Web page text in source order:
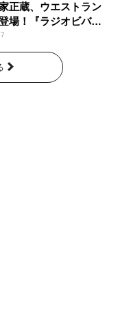
正蔵、ウエストラン
場！『ラジオビバリ